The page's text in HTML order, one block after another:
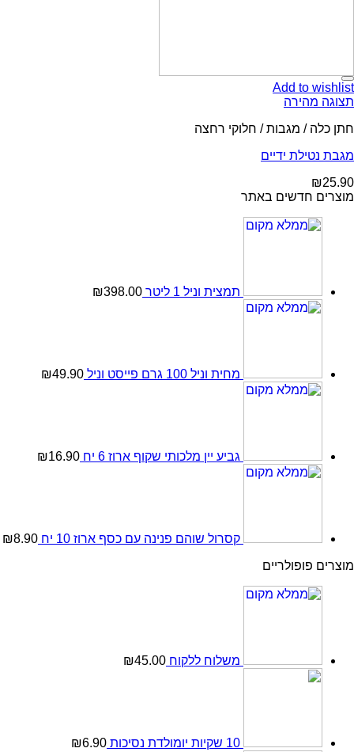
Add to wishlist
תצוגה מהירה
חתן כלה / מגבות / חלוקי רחצה
מגבת נטילת ידיים
₪25.90
מוצרים חדשים באתר
תמצית וניל 1 ליטר ₪398.00
מחית וניל 100 גרם פייסט וניל ₪49.90
גביע יין מלכותי שקוף ארוז 6 יח ₪16.90
קסרול שוהם פנינה עם כסף ארוז 10 יח ₪8.90
מוצרים פופולריים
משלוח ללקוח ₪45.00
10 שקיות יומולדת נסיכות ₪6.90